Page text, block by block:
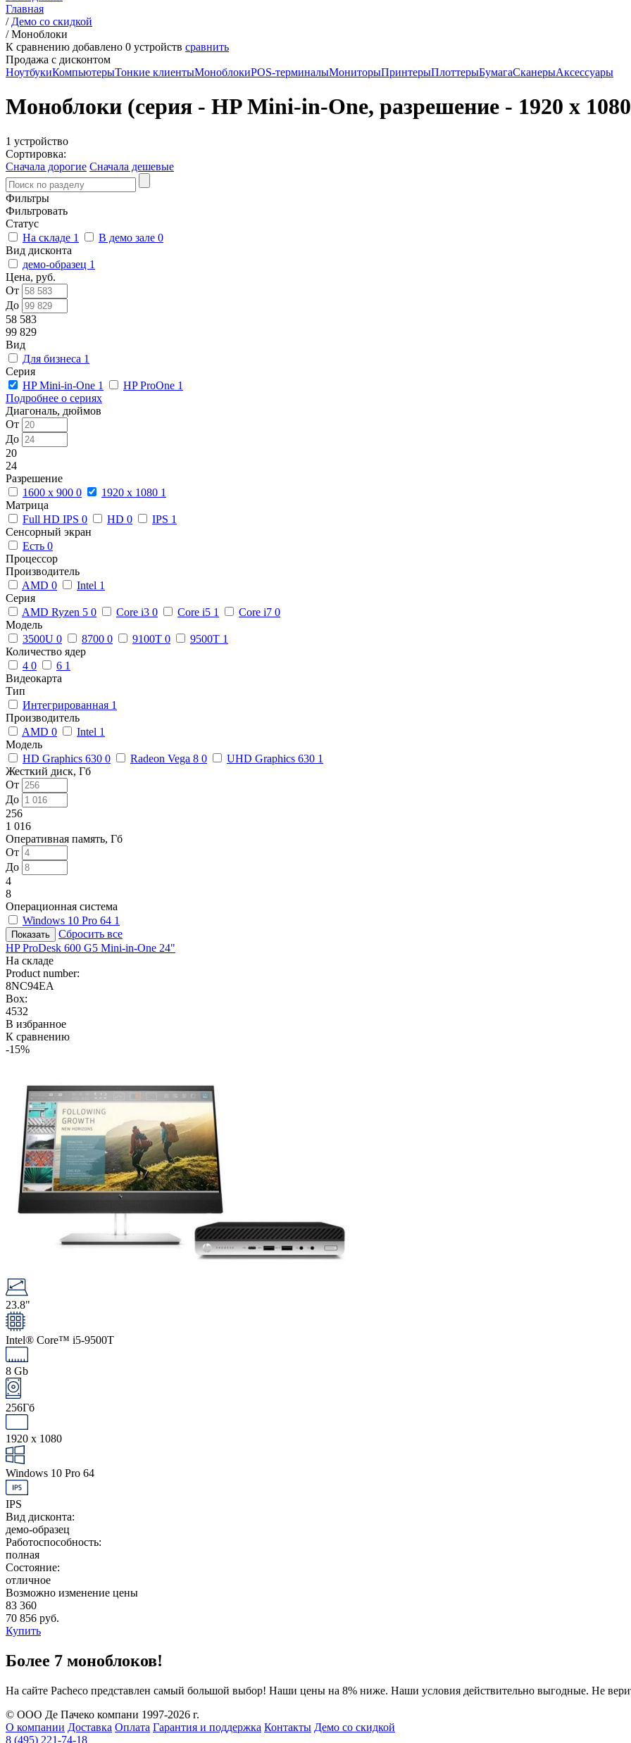
Главная
/ Демо со скидкой
/Моноблоки
К сравнению добавлено 0 устройств сравнить
Продажа с дисконтом
НоутбукиКомпьютерыТонкие клиентыМоноблокиPOS-терминалыМониторыПринтерыПлоттерыБумагаСканерыАксессуары
Моноблоки (серия - HP Mini-in-One, разрешение - 1920 x
1 устройство
Сортировка:
Сначала дорогие Сначала дешевые
Фильтры
Фильтровать
Статус
На складе 1 В демо зале 0
Вид дисконта
демо-образец 1
Цена, руб.
От
До
58 583
99 829
Вид
Для бизнеса 1
Серия
HP Mini-in-One 1 HP ProOne 1
Подробнее о сериях
Диагональ, дюймов
От
До
20
24
Разрешение
1600 x 900 0 1920 x 1080 1
Матрица
Full HD IPS 0 HD 0 IPS 1
Сенсорный экран
Есть 0
Процессор
Производитель
AMD 0 Intel 1
Серия
AMD Ryzen 5 0 Core i3 0 Core i5 1 Core i7 0
Модель
3500U 0 8700 0 9100T 0 9500T 1
Количество ядер
4 0 6 1
Видеокарта
Тип
Интегрированная 1
Производитель
AMD 0 Intel 1
Модель
HD Graphics 630 0 Radeon Vega 8 0 UHD Graphics 630 1
Жесткий диск, Гб
От
До
256
1 016
Оперативная память, Гб
От
До
4
8
Операционная система
Windows 10 Pro 64 1
Сбросить все
HP ProDesk 600 G5 Mini-in-One 24"
На складе
Product number:
8NC94EA
Box:
4532
В избранное
К сравнению
-15%
23.8"
Intel® Core™ i5-9500T
8 Gb
256Гб
1920 x 1080
Windows 10 Pro 64
IPS
Вид дисконта:
демо-образец
Работоспособность:
полная
Состояние:
отличное
Возможно изменение цены
83 360
70 856 руб.
Купить
Более 7 моноблоков!
На сайте Pacheco представлен самый большой выбор! Наши цены на 8% ниже. Наши условия действительно выгодные. Не
© ООО Де Пачеко компани 1997-2026 г.
О компании Доставка Оплата Гарантия и поддержка Контакты Демо со скидкой
8 (495) 221-74-18